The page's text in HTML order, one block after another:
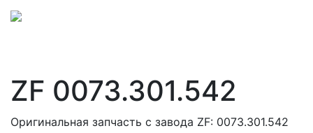
ZF 0073.301.542
Оригинальная запчасть с завода ZF: 0073.301.542